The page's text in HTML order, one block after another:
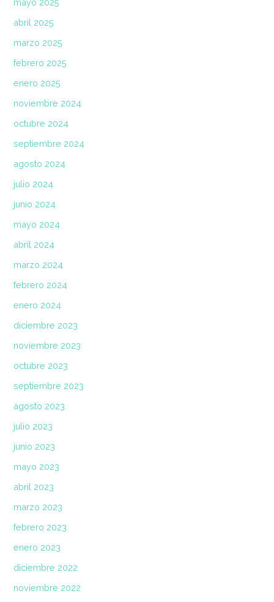
mayo 2025
abril 2025
marzo 2025
febrero 2025
enero 2025
noviembre 2024
octubre 2024
septiembre 2024
agosto 2024
julio 2024
junio 2024
mayo 2024
abril 2024
marzo 2024
febrero 2024
enero 2024
diciembre 2023
noviembre 2023
octubre 2023
septiembre 2023
agosto 2023
julio 2023
junio 2023
mayo 2023
abril 2023
marzo 2023
febrero 2023
enero 2023
diciembre 2022
noviembre 2022